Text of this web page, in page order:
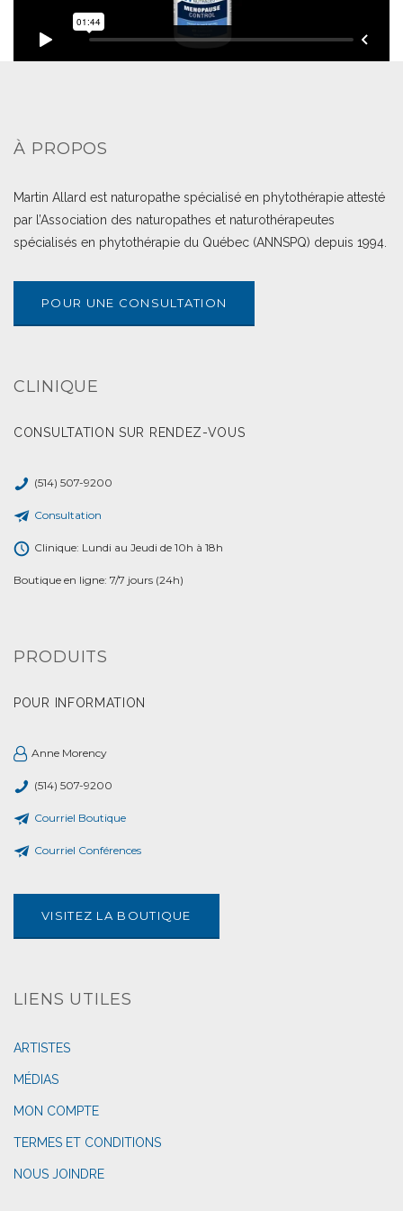
À PROPOS
Martin Allard est naturopathe spécialisé en phytothérapie attesté
par l’Association des naturopathes et naturothérapeutes
spécialisés en phytothérapie du Québec (ANNSPQ) depuis 1994.
POUR UNE CONSULTATION
CLINIQUE
CONSULTATION SUR RENDEZ-VOUS
(514) 507-9200
Consultation
Clinique: Lundi au Jeudi de 10h à 18h
Boutique en ligne: 7/7 jours (24h)
PRODUITS
POUR INFORMATION
Anne Morency
(514) 507-9200
Courriel Boutique
Courriel Conférences
VISITEZ LA BOUTIQUE
LIENS UTILES
ARTISTES
MÉDIAS
MON COMPTE
TERMES ET CONDITIONS
NOUS JOINDRE